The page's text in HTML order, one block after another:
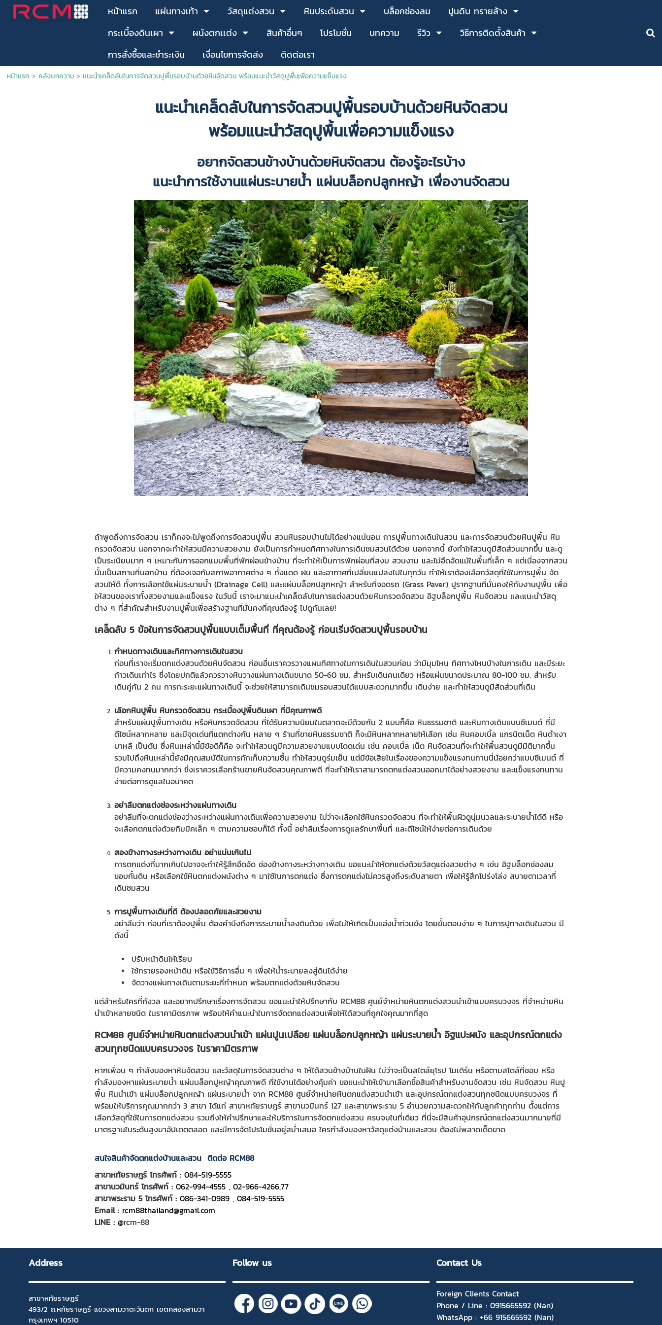
หน้าแรก แผ่นทางเท้า วัสดุแต่งสวน หินประดับสวน บล็อกช่องลม
ปูนดิบ ทรายล้าง
กระเบื้องดินเผา
ผนังตกเเต่ง สินค้าอื่นๆ โปรโมชั่น บทความ รีวิว
วิธีการติดตั้งสินค้า
การสั่งซื้อและชำระเงิน
เงื่อนไขการจัดส่ง ติดต่อเรา
หน้าแรก > คลังบทความ> แนะนำเคล็ดลับในการจัดสวนปูพื้นรอบบ้านด้วยหินจัดสวน พร้อมแนะนำวัสดุปูพื้นเพื่อความแข็งแรง
แนะนำเคล็ดลับในการจัดสวนปูพื้นรอบบ้านด้วยหินจัดสวน
พร้อมแนะนำวัสดุปูพื้นเพื่อความแข็งแรง
อยากจัดสวนข้างบ้านด้วยหินจัดสวน ต้องรู้อะไรบ้าง
แนะนำการใช้งานแผ่นระบายน้ำ แผ่นบล็อกปลูกหญ้า เพื่องานจัดสวน
ถ้าพูดถึงการจัดสวน เราก็คงจะไม่พูดถึงการจัดสวนปูพื้น สวนหินรอบบ้านไม่ได้อย่างแน่นอน การปูพื้นทางเดินในสวน และการจัดสวนด้วยหินปูพื้น หิน
กรวดจัดสวน นอกจากจะทำให้สวนมีความสวยงาม ยังเป็นการกำหนดทิศทางในการเดินชมสวนได้ด้วย นอกจากนี้ ยังทำให้สวนดูมีสัดส่วนมากขึ้น และดู
เป็นระเบียบมาก ๆ เหมาะกับการออกแบบพื้นที่พักผ่อนข้างบ้าน ที่จะทำให้เป็นการพักผ่อนที่สงบ สวนงาม และไม่อึดอัดแม้ในพื้นที่เล็ก ๆ แต่เนื่องจากสวน
นั้นเป็นสถานที่นอกบ้าน ที่ต้องเจอกับสภาพอากาศต่าง ๆ ทั้งแดด ฝน และอากาศที่เปลี่ยนแปลงไปในทุกวัน ทำให้เราต้องเลือกวัสดุที่ใช้ในการปูพื้น จัด
สวนให้ดี ทั้งการเลือกใช้แผ่นระบายน้ำ (Drainage Cell) และแผ่นบล็อกปลูกหญ้า สำหรับที่จอดรถ (Grass Paver) ปูรากฐานที่มั่นคงให้กับงานปูพื้น เพื่อ
ให้สวนของเราทั้งสวยงามและแข็งแรง ในวันนี้ เราจะมาแนะนำเคล็ดลับในการแต่งสวนด้วยหินกรวดจัดสวน อิฐบล็อกปูพื้น หินจัดสวน และแนะนำวัสดุ
ต่าง ๆ ที่สำคัญสำหรับงานปูพื้นเพื่อสร้างฐานที่มั่นคงที่คุณต้องรู้ ไปดูกันเลย!
เคล็ดลับ 5 ข้อในการจัดสวนปูพื้นแบบเต็มพื้นที่ ที่คุณต้องรู้ ก่อนเริ่มจัดสวนปูพื้นรอบบ้าน
กำหนดทางเดินและทิศทางการเดินในสวน
ก่อนที่เราจะเริ่มตกแต่งสวนด้วยหินจัดสวน ก่อนอื่นเราควรวางแผนทิศทางในการเดินในสวนก่อน ว่ามีมุมไหน ทิศทางไหนบ้างในการเดิน และมีระยะ
ก้าวเดินเท่าไร ซึ่งโดยปกติแล้วควรวางหินวางแผ่นทางเดินขนาด 50-60 ซม. สำหรับเดินคนเดียว หรือแผ่นขนาดประมาณ 80-100 ซม. สำหรับ
เดินคู่กัน 2 คน การกะระยะแผ่นทางเดินนี้ จะช่วยให้สามารถเดินชมรอบสวนได้แบบสะดวกมากขึ้น เดินง่าย และทำให้สวนดูมีสัดส่วนที่เดิน
เลือกหินปูพื้น หินกรวดจัดสวน กระเบื้องปูพื้นดินเผา ที่มีคุณภาพดี
สำหรับแผ่นปูพื้นทางเดิน หรือหินกรวดจัดสวน ที่ได้รับความนิยมในตลาดจะมีด้วยกัน 2 แบบก็คือ หินธรรมชาติ และหินทางเดินแบบซีเมนต์ ที่มี
ดีไซน์หลากหลาย และมีจุดเด่นที่แตกต่างกัน หลาย ๆ ร้านที่ขายหินธรรมชาติ ก็จะมีหินหลากหลายให้เลือก เช่น หินคอบเบิ้ล แกรนิตเน็ต หินดำเงา
บาหลี เป็นต้น ซึ่งหินเหล่านี้มีข้อดีก็คือ จะทำให้สวนดูมีความสวยงามแบบโดดเด่น เช่น คอบเบิ้ล เน็ต หินจัดสวนที่จะทำให้พื้นสวนดูมีมิติมากขึ้น
รวมไปถึงหินเหล่านี้ยังมีคุณสมบัติในการกักเก็บความชื้น ทำให้สวนดูร่มเย็น แต่มีข้อเสียในเรื่องของความแข็งแรงทนทานนี่น้อยกว่าแบบซีเมนต์ ที่
มีความคงทนมากกว่า ซึ่งเราควรเลือกร้านขายหินจัดสวนคุณภาพดี ที่จะทำให้เราสามารถตกแต่งสวนออกมาได้อย่างสวยงาม และแข็งแรงทนทาน
ง่ายต่อการดูแลในอนาคต
อย่าลืมตกแต่งช่องระหว่างแผ่นทางเดิน
อย่าลืมที่จะตกแต่งช่องว่างระหว่างแผ่นทางเดินเพื่อความสวยงาม ไม่ว่าจะเลือกใช้หินกรวดจัดสวน ที่จะทำให้พื้นผิวดูนุ่มนวลและระบายน้ำได้ดี หรือ
จะเลือกตกแต่งด้วยกิมมิคเล็ก ๆ ตามความชอบก็ได้ ทั้งนี้ อย่าลืมเรื่องการดูแลรักษาพื้นที่ และดีไซน์ให้ง่ายต่อการเดินด้วย
สองข้างทางระหว่างทางเดิน อย่าแน่นเกินไป
การตกแต่งที่มากเกินไปอาจจะทำให้รู้สึกอึดอัด ช่องข้างทางระหว่างทางเดิน ขอแนะนำให้ตกแต่งด้วยวัสดุแต่งสวยต่าง ๆ เช่น อิฐบล็อกช่องลม
ขอบกั้นดิน หรือเลือกใช้หินตกแต่งผนังต่าง ๆ มาใช้ในการตกแต่ง ซึ่งการตกแต่งไม่ควรสูงถึงระดับสายตา เพื่อให้รู้สึกโปร่งโล่ง สบายตาเวลาที่
เดินชมสวน
การปูพื้นทางเดินที่ดี ต้องปลอดภัยและสวยงาม
อย่าลืมว่า ก่อนที่เราต้องปูพื้น ต้องคำนึงถึงการระบายน้ำลงดินด้วย เพื่อไม่ให้เกิดเป็นแอ่งน้ำท่วมขัง โดยขั้นตอนง่าย ๆ ในการปูทางเดินในสวน มี
ดังนี้
ปรับหน้าดินให้เรียบ
ใช้ทรายรองหน้าดิน หรือใช้วิธีการอื่น ๆ เพื่อให้น้ำระบายลงสู่ดินได้ง่าย
จัดวางแผ่นทางเดินตามระยะที่กำหนด พร้อมตกแต่งด้วยหินจัดสวน
แต่สำหรับใครที่กังวล และอยากปรึกษาเรื่องการจัดสวน ขอแนะนำให้ปรึกษากับ RCM88 ศูนย์จำหน่ายหินตกแต่งสวนนำเข้าแบบครบวงจร ที่จำหน่ายหิน
นำเข้าหลายชนิด ในราคามิตรภาพ พร้อมให้คำแนะนำในการจัดตกแต่งสวนเพื่อให้ได้สวนที่ถูกใจคุณมากที่สุด
RCM88 ศูนย์จำหน่ายหินตกแต่งสวนนำเข้า แผ่นปูนเปลือย แผ่นบล็อกปลูกหญ้า แผ่นระบายน้ำ อิฐแปะผนัง และอุปกรณ์ตกแต่ง
สวนทุกชนิดแบบครบวงจร ในราคามิตรภาพ
หากเพื่อน ๆ กำลังมองหาหินจัดสวน และวัสดุในการจัดสวนต่าง ๆ ให้ได้สวนข้างบ้านในฝัน ไม่ว่าจะเป็นสไตล์ยุโรป โมเดิร์น หรือตามสไตล์ที่ชอบ หรือ
กำลังมองหาแผ่นระบายน้ำ แผ่นบล็อกปูหญ้าคุณภาพดี ที่ใช้งานได้อย่างคุ้มค่า ขอแนะนำให้เข้ามาเลือกซื้อสินค้าสำหรับงานจัดสวน เช่น หินจัดสวน หินปู
พื้น หินนำเข้า แผ่นบล็อกปลูกหญ้า แผ่นระบายน้ำ จาก RCM88 ศูนย์จำหน่ายหินตกแต่งสวนนำเข้า และอุปกรณ์ตกแต่งสวนทุกชนิดแบบครบวงจร ที่
พร้อมให้บริการคุณมากกว่า 3 สาขา ได้แก่ สาขาหทัยราษฎร์ สาขานวมินทร์ 127 และสาขาพระราม 5 อำนวยความสะดวกให้กับลูกค้าทุกท่าน ตั้งแต่การ
เลือกวัสดุที่ใช้ในการตกแต่งสวน รวมถึงให้คำปรึกษาและให้บริการในการจัดตกแต่งสวน ครบจบในที่เดียว ที่นี่จะมีสินค้าอุปกรณ์ตกแต่งสวนมากมายที่มี
มาตรฐานในระดับสูงมาอัปเดตตลอด และมีการจัดโปรโมชั่นอยู่สม่ำเสมอ ใครกำลังมองหาวัสดุแต่งบ้านและสวน ต้องไม่พลาดเด็ดขาด
สนใจสินค้าจัดตกแต่งบ้านและสวน ติดต่อ RCM88
สาขาหทัยราษฎร์ โทรศัพท์ : 084-519-5555
สาขานวมินทร์ โทรศัพท์ : 062-994-4555 , 02-966-4266,77
สาขาพระราม 5 โทรศัพท์ : 086-341-0989 , 084-519-5555
Email : rcm88thailand@gmail.com
LINE : @rcm-88
Address
สาขาหทัยราษฎร์
493/2 ถ.หทัยราษฎร์ แขวงสามวาตะวันตก เขตคลองสามวา
กรุงเทพฯ 10510
Follow us Contact Us
Foreign Clients Contact
Phone / Line : 0915665592 (Nan)
WhatsApp : +66 915665592 (Nan)